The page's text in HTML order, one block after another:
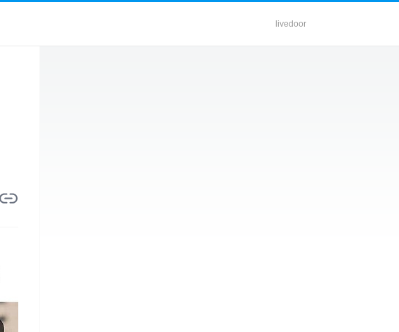
livedoor